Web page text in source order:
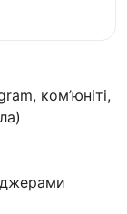
ком’юніті,